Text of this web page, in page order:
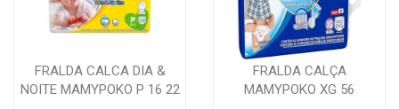
FRALDA CALCA DIA &
NOITE MAMYPOKO P 16 22
FRALDA CALÇA
MAMYPOKO XG 56